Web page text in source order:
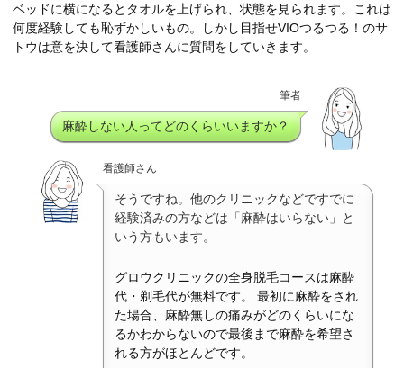
ベッドに横になるとタオルを上げられ、状態を見られます。これは
何度経験しても恥ずかしいもの。しかし目指せVIOつるつる！のサ
トウは意を決して看護師さんに質問をしていきます。
筆者
麻酔しない人ってどのくらいいますか？
看護師さん
そうですね。他のクリニックなどですでに
経験済みの方などは「麻酔はいらない」と
いう方もいます。
グロウクリニックの全身脱毛コースは麻酔
代・剃毛代が無料です。 最初に麻酔をされ
た場合、麻酔無しの痛みがどのくらいにな
るかわからないので最後まで麻酔を希望さ
れる方がほとんどです。